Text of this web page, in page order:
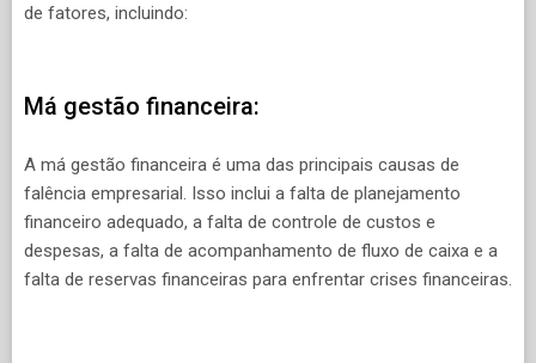
de fatores, incluindo:
Má gestão financeira:
A má gestão financeira é uma das principais causas de
falência empresarial. Isso inclui a falta de planejamento
financeiro adequado, a falta de controle de custos e
despesas, a falta de acompanhamento de fluxo de caixa e a
falta de reservas financeiras para enfrentar crises financeiras.